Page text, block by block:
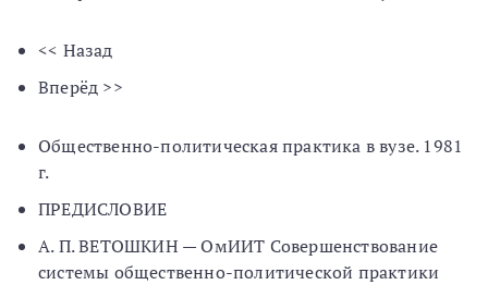
<< Назад
Вперёд >>
Общественно-политическая практика в вузе. 1981
г.
ПРЕДИСЛОВИЕ
А. П. ВЕТОШКИН — ОмИИТ Совершенствование
системы общественно-политической практики